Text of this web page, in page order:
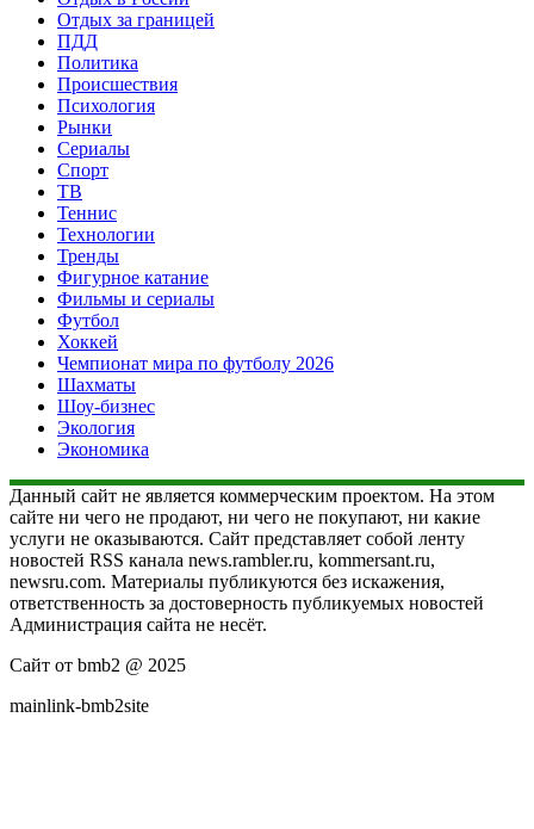
Отдых за границей
ПДД
Политика
Происшествия
Психология
Рынки
Сериалы
Спорт
ТВ
Теннис
Технологии
Тренды
Фигурное катание
Фильмы и сериалы
Футбол
Хоккей
Чемпионат мира по футболу 2026
Шахматы
Шоу-бизнес
Экология
Экономика
Данный сайт не является коммерческим проектом. На этом
сайте ни чего не продают, ни чего не покупают, ни какие
услуги не оказываются. Сайт представляет собой ленту
новостей RSS канала news.rambler.ru, kommersant.ru,
newsru.com. Материалы публикуются без искажения,
ответственность за достоверность публикуемых новостей
Администрация сайта не несёт.
Сайт от bmb2 @ 2025
mainlink-bmb2site